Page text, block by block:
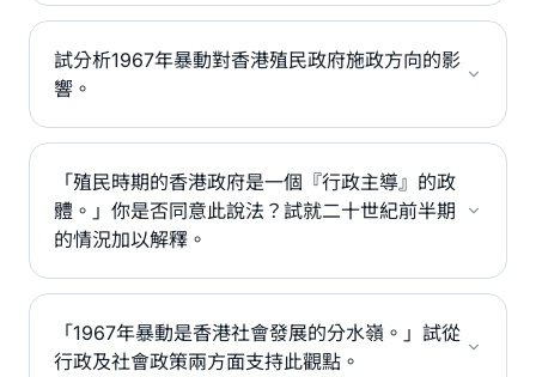
試分析1967年暴動對香港殖民政府施政方向的影
響。
「殖民時期的香港政府是一個『行政主導』的政
體。」你是否同意此說法？試就二十世紀前半期
的情況加以解釋。
「1967年暴動是香港社會發展的分水嶺。」試從
行政及社會政策兩方面支持此觀點。